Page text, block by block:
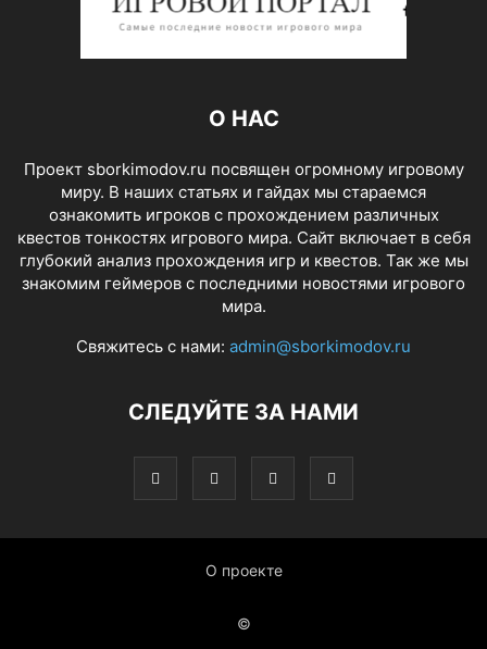
О НАС
Проект sborkimodov.ru посвящен огромному игровому
миру. В наших статьях и гайдах мы стараемся
ознакомить игроков с прохождением различных
квестов тонкостях игрового мира. Сайт включает в себя
глубокий анализ прохождения игр и квестов. Так же мы
знакомим геймеров с последними новостями игрового
мира.
Свяжитесь с нами: admin@sborkimodov.ru
СЛЕДУЙТЕ ЗА НАМИ
О проекте
©